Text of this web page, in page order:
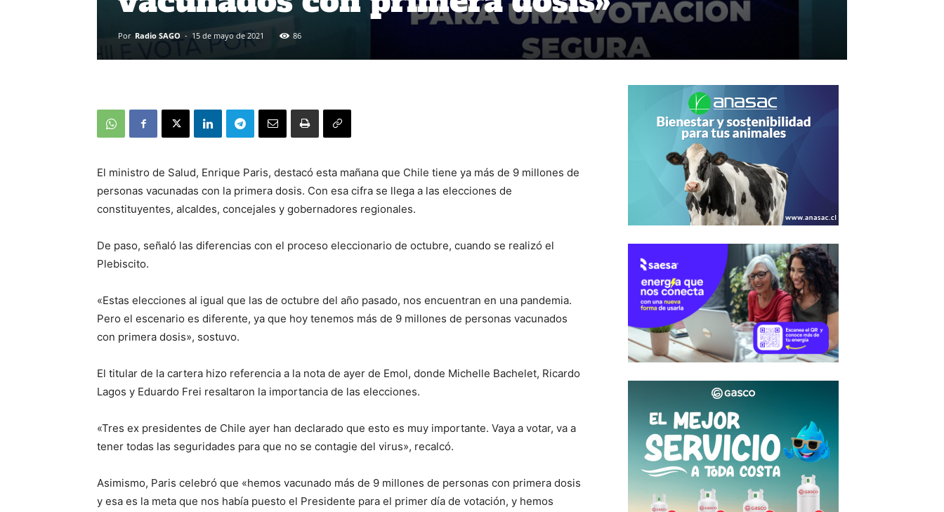
Por Radio SAGO - 15 de mayo de 2021 86
El ministro de Salud, Enrique Paris, destacó esta mañana que Chile tiene ya más de 9 millones de
personas vacunadas con la primera dosis. Con esa cifra se llega a las elecciones de
constituyentes, alcaldes, concejales y gobernadores regionales.
De paso, señaló las diferencias con el proceso eleccionario de octubre, cuando se realizó el
Plebiscito.
«Estas elecciones al igual que las de octubre del año pasado, nos encuentran en una pandemia.
Pero el escenario es diferente, ya que hoy tenemos más de 9 millones de personas vacunados
con primera dosis», sostuvo.
El titular de la cartera hizo referencia a la nota de ayer de Emol, donde Michelle Bachelet, Ricardo
Lagos y Eduardo Frei resaltaron la importancia de las elecciones.
«Tres ex presidentes de Chile ayer han declarado que esto es muy importante. Vaya a votar, va a
tener todas las seguridades para que no se contagie del virus», recalcó.
Asimismo, Paris celebró que «hemos vacunado más de 9 millones de personas con primera dosis
y esa es la meta que nos había puesto el Presidente para el primer día de votación, y hemos